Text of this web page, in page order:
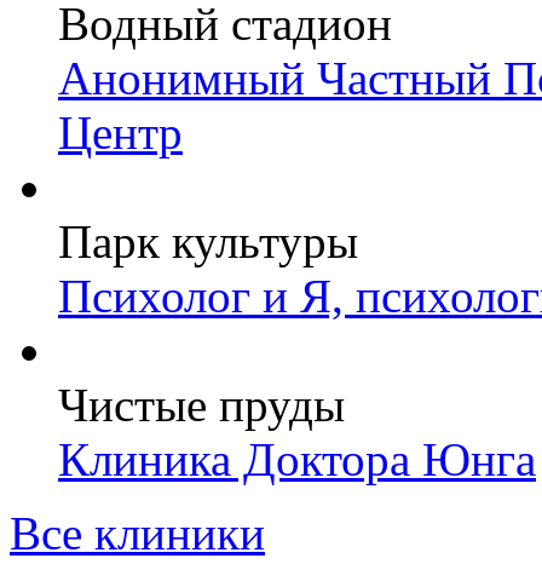
Водный стадион
Анонимный Частный
Центр
Парк культуры
Психолог и Я,
Чистые пруды
Клиника Доктора Юнга
Все клиники